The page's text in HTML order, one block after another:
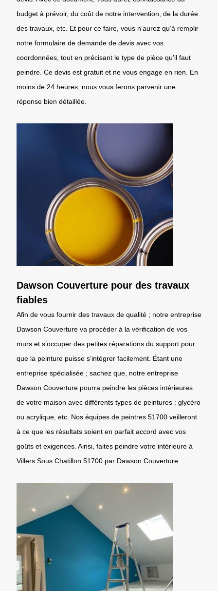
budget à prévoir, du coût de notre intervention, de la durée
des travaux, etc. Et pour ce faire, vous n’aurez qu’à remplir
notre formulaire de demande de devis avec vos
coordonnées, tout en précisant le type de pièce qu’il faut
peindre. Ce devis est gratuit et ne vous engage en rien. En
moins de 24 heures, nous vous ferons parvenir une
réponse bien détaillée.
Dawson Couverture pour des travaux
fiables
Afin de vous fournir des travaux de qualité ; notre entreprise
Dawson Couverture va procéder à la vérification de vos
murs et s’occuper des petites réparations du support pour
que la peinture puisse s’intégrer facilement. Étant une
entreprise spécialisée ; sachez que, notre entreprise
Dawson Couverture pourra peindre les pièces intérieures
de votre maison avec différents types de peintures : glycéro
ou acrylique, etc. Nos équipes de peintres 51700 veilleront
à ce que les résultats soient en parfait accord avec vos
goûts et exigences. Ainsi, faites peindre votre intérieure à
Villers Sous Chatillon 51700 par Dawson Couverture.